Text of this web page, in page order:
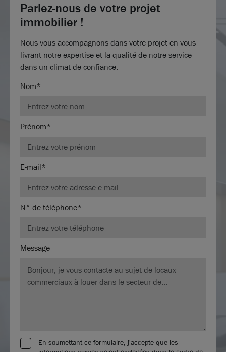
Parlez-nous de votre projet
immobilier !
Nous vous accompagnons dans votre projet en vous
livrant notre expertise et la qualité de notre service
dans un climat de confiance.
Nom*
Prénom*
E-mail*
N° de téléphone*
Message
En soumettant ce formulaire, j'accepte que les